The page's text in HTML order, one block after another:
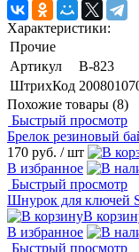
Характеристики:
Прочие
Артикул
B-823
ШтрихКод
Похожие товары (8)
Быстрый просмотр
Брелок резиновый
170 руб. / шт
В избранное
Быстрый просмотр
Шнурок для ключей
В
В избранное
Быстрый просмотр